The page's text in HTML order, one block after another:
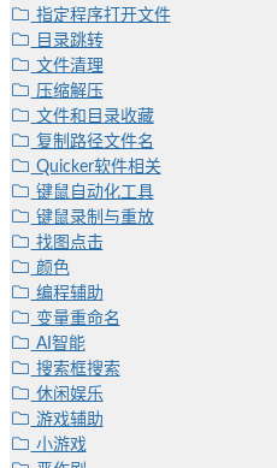
指定程序打开文件
目录跳转
文件清理
压缩解压
文件和目录收藏
复制路径文件名
Quicker软件相关
键鼠自动化工具
键鼠录制与重放
找图点击
颜色
编程辅助
变量重命名
AI智能
搜索框搜索
休闲娱乐
游戏辅助
小游戏